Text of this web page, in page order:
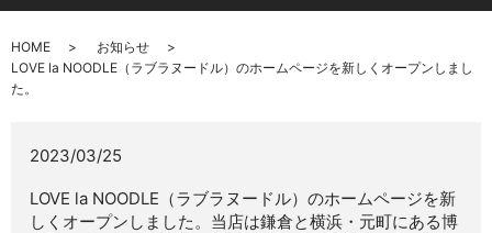
HOME
お知らせ
LOVE la NOODLE（ラブラヌードル）のホームページを新しくオープンしまし
た。
2023/03/25
LOVE la NOODLE（ラブラヌードル）のホームページを新
しくオープンしました。当店は鎌倉と横浜・元町にある博